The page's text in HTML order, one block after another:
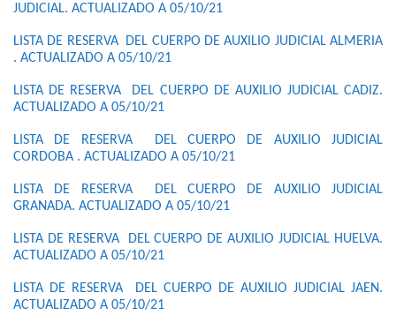
JUDICIAL. ACTUALIZADO A 05/10/21
LISTA DE RESERVA DEL CUERPO DE AUXILIO JUDICIAL ALMERIA
. ACTUALIZADO A 05/10/21
LISTA DE RESERVA DEL CUERPO DE AUXILIO JUDICIAL CADIZ.
ACTUALIZADO A 05/10/21
LISTA DE RESERVA DEL CUERPO DE AUXILIO JUDICIAL
CORDOBA . ACTUALIZADO A 05/10/21
LISTA DE RESERVA DEL CUERPO DE AUXILIO JUDICIAL
GRANADA. ACTUALIZADO A 05/10/21
LISTA DE RESERVA DEL CUERPO DE AUXILIO JUDICIAL HUELVA.
ACTUALIZADO A 05/10/21
LISTA DE RESERVA DEL CUERPO DE AUXILIO JUDICIAL JAEN.
ACTUALIZADO A 05/10/21